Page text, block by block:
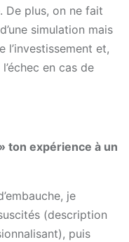
De plus, on ne fait
simulation mais
l’investissement et,
en cas de
ton expérience à un
je
(description
puis